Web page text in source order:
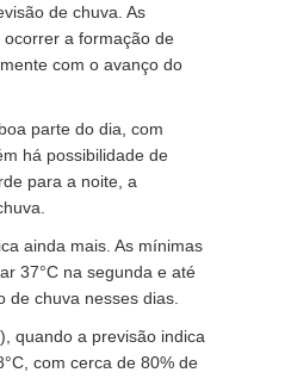
de chuva. As
ocorrer a formação de
com o avanço do
parte do dia, com
há possibilidade de
para a noite, a
ainda mais. As mínimas
37°C na segunda e até
de chuva nesses dias.
quando a previsão indica
com cerca de 80% de